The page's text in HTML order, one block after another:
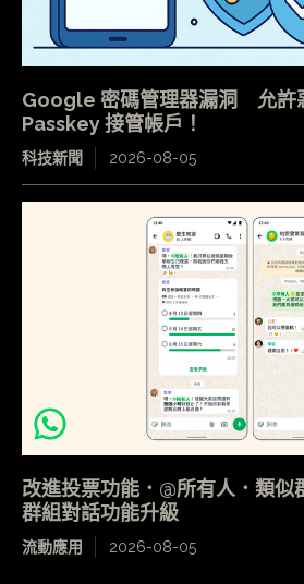
Google 密碼管理器漏洞 允許
Passkey 接管帳戶！
科技新聞 2026-08-05
改進投票功能．@所有人．類
群組對話功能升級
流動應用 2026-08-05